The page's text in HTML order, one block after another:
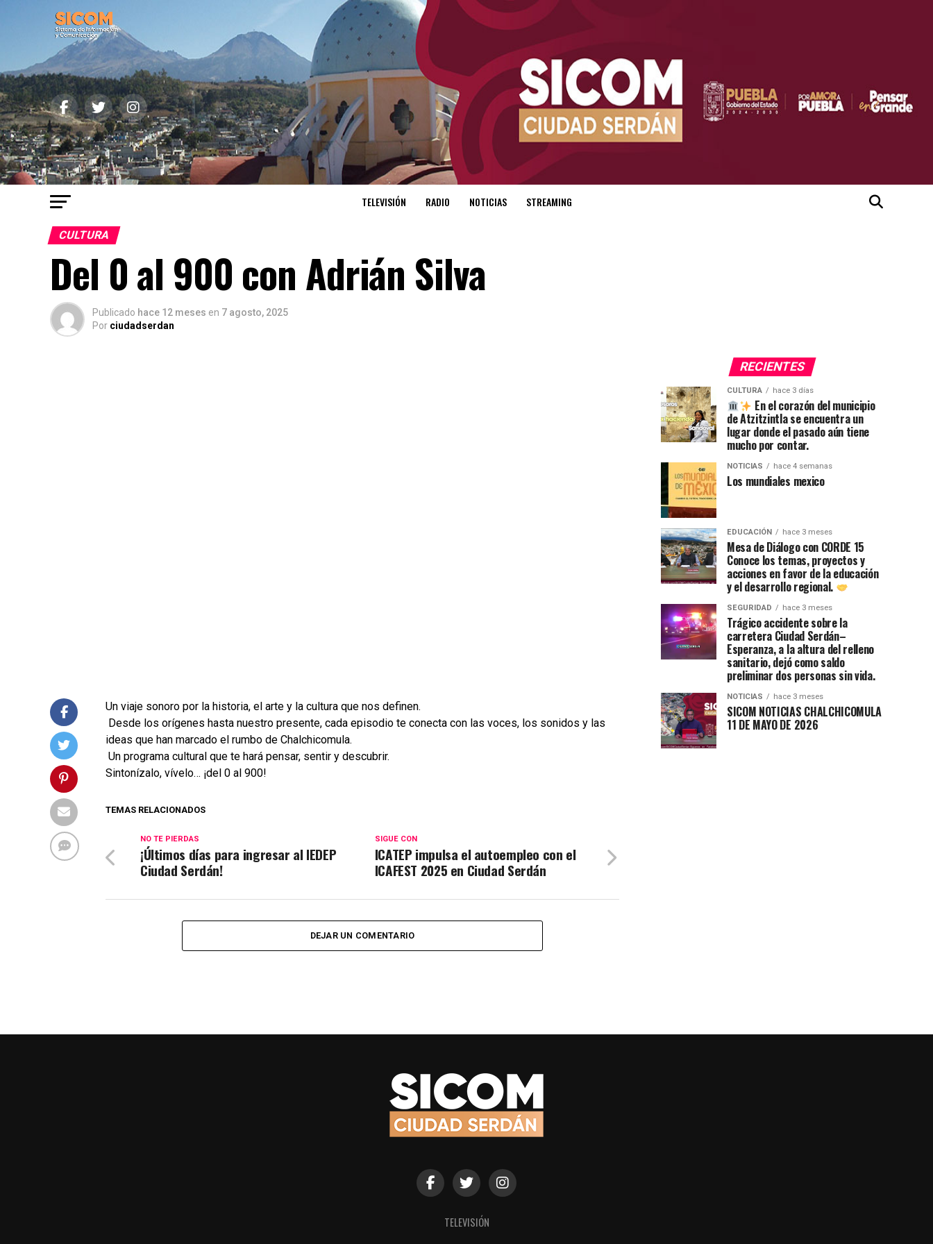
TELEVISIÓN RADIO NOTICIAS STREAMING
CULTURA
Del 0 al 900 con Adrián Silva
Publicado hace 12 meses en 7 agosto, 2025
Por ciudadserdan
Un viaje sonoro por la historia, el arte y la cultura que nos definen.
Desde los orígenes hasta nuestro presente, cada episodio te conecta con las voces, los sonidos y las
ideas que han marcado el rumbo de Chalchicomula.
Un programa cultural que te hará pensar, sentir y descubrir.
Sintonízalo, vívelo… ¡del 0 al 900!
TEMAS RELACIONADOS
SIGUE CON
ICATEP impulsa el autoempleo con el
ICAFEST 2025 en Ciudad Serdán
NO TE PIERDAS
¡Últimos días para ingresar al IEDEP
Ciudad Serdán!
DEJAR UN COMENTARIO
RECIENTES
CULTURA hace 3 días
En el corazón del municipio
de Atzitzintla se encuentra un
lugar donde el pasado aún tiene
mucho por contar.
NOTICIAS hace 4 semanas
Los mundiales mexico
EDUCACIÓN hace 3 meses
Mesa de Diálogo con CORDE 15
Conoce los temas, proyectos y
acciones en favor de la educación
y el desarrollo regional.
SEGURIDAD hace 3 meses
Trágico accidente sobre la
carretera Ciudad Serdán–
Esperanza, a la altura del relleno
sanitario, dejó como saldo
preliminar dos personas sin vida.
NOTICIAS hace 3 meses
SICOM NOTICIAS CHALCHICOMULA
11 DE MAYO DE 2026
TELEVISIÓN